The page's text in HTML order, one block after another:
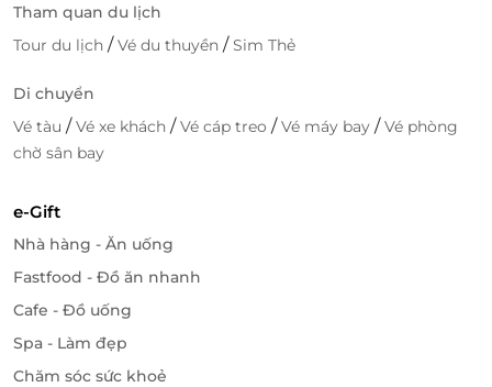
Tham quan du lịch
Tour du lịch /Vé du thuyền /Sim Thẻ
Di chuyển
Vé tàu /Vé xe khách /Vé cáp treo /Vé máy bay /Vé phòng
chờ sân bay
e-Gift
Nhà hàng - Ăn uống
Fastfood - Đồ ăn nhanh
Cafe - Đồ uống
Spa - Làm đẹp
Chăm sóc sức khoẻ